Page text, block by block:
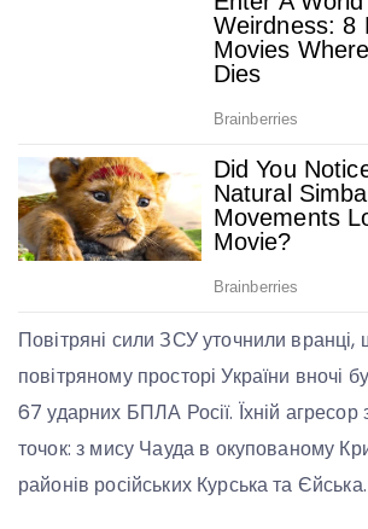
Повітряні сили ЗСУ уточнили вранці,
повітряному просторі України вночі
67 ударних БПЛА Росії. Їхній агресор
точок: з мису Чауда в окупованому
районів російських Курська та Єйська.